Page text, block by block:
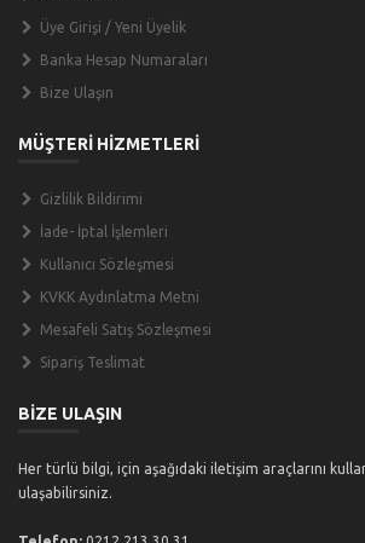
Üye Girişi / Yeni Üyelik
Banka Hesap Numaraları
Bize Ulaşın
MÜŞTERİ HİZMETLERİ
Gizlilik Bildirimi
İade- İptal İşlemleri
Kullanıcı Sözleşmesi
KVKK Aydınlatma Metni
Mesafeli Satış Sözleşmesi
Sipariş Teslimat
BİZE ULAŞIN
Her türlü bilgi, için aşağıdaki iletişim araçlarını
ulaşabilirsiniz.